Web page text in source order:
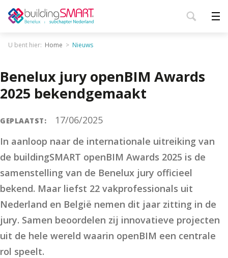
U bent hier: Home Nieuws
Benelux jury openBIM Awards
2025 bekendgemaakt
GEPLAATST:
17/06/2025
In aanloop naar de internationale uitreiking van
de buildingSMART openBIM Awards 2025 is de
samenstelling van de Benelux jury officieel
bekend. Maar liefst 22 vakprofessionals uit
Nederland en België nemen dit jaar zitting in de
jury. Samen beoordelen zij innovatieve projecten
uit de hele wereld waarin openBIM een centrale
rol speelt.